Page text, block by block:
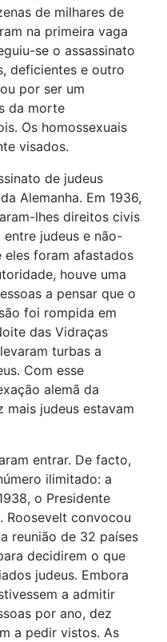
de milhares de
na primeira vaga
se o assassinato
deficientes e outro
por ser um
da morte
Os homossexuais
visados.
de judeus
Alemanha. Em 1936,
lhes direitos civis
judeus e não-
eles foram afastados
houve uma
a pensar que o
foi rompida em
das Vidraças
turbas a
Com esse
alemã da
mais judeus estavam
entrar. De facto,
ilimitado: a
o Presidente
Roosevelt convocou
reunião de 32 países
decidirem o que
judeus. Embora
a admitir
por ano, dez
a pedir vistos. As